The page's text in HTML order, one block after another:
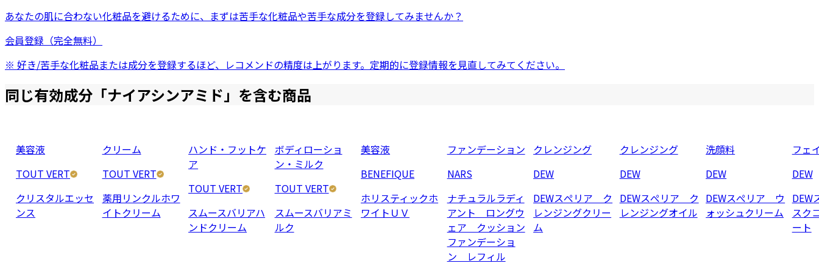
あなたの肌に合わない化粧品を避けるために、まずは苦手な化粧品や苦手な成分を登録してみませんか？
会員登録（完全無料）
※ 好き/苦手な化粧品または成分を登録するほど、レコメンドの精度は上がります。定期的に登録情報を見直してみてください。
同じ有効成分「ナイアシンアミド」を含む商品
美容液
TOUT VERT
クリスタルエッセ
ンス
クリーム
TOUT VERT
薬用リンクルホワ
イトクリーム
ハンド・フットケ
ア
TOUT VERT
スムースバリアハ
ンドクリーム
ボディローショ
ン・ミルク
TOUT VERT
スムースバリアミ
ルク
美容液
BENEFIQUE
ホリスティックホ
ワイトＵＶ
ファンデーション
NARS
ナチュラルラディ
アント ロングウ
ェア クッション
ファンデーショ
ン レフィル
クレンジング
DEW
DEWスぺリア ク
レンジングクリー
ム
クレンジング
DEW
DEWスぺリア ク
レンジングオイル
洗顔料
DEW
DEWスぺリア ウ
ォッシュクリーム
フェ
DEW
スク
ート